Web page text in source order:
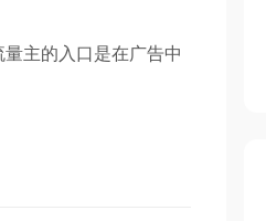
主的入口是在广告中